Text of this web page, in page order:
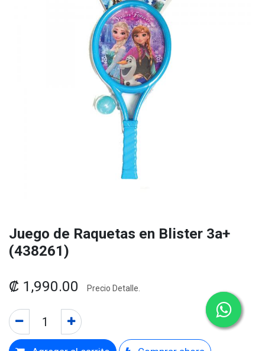
Juego de Raquetas en Blister 3a+
(438261)
₡ 1,990.00 Precio Detalle.